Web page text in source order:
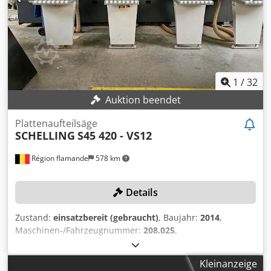
1 /32
Auktion beendet
Région flamande 578 km
Plattenaufteilsäge
SCHELLING S45 420 - VS12
Details
Zustand: einsatzbereit (gebraucht), Baujahr: 2014,
Maschinen-/Fahrzeugnummer: 208.025,
voll funktionsfähig
(max.):4’200 mm, Schnittlänge (max.):4’200 mm,
, Versteigerung einer
Kleinanzeige